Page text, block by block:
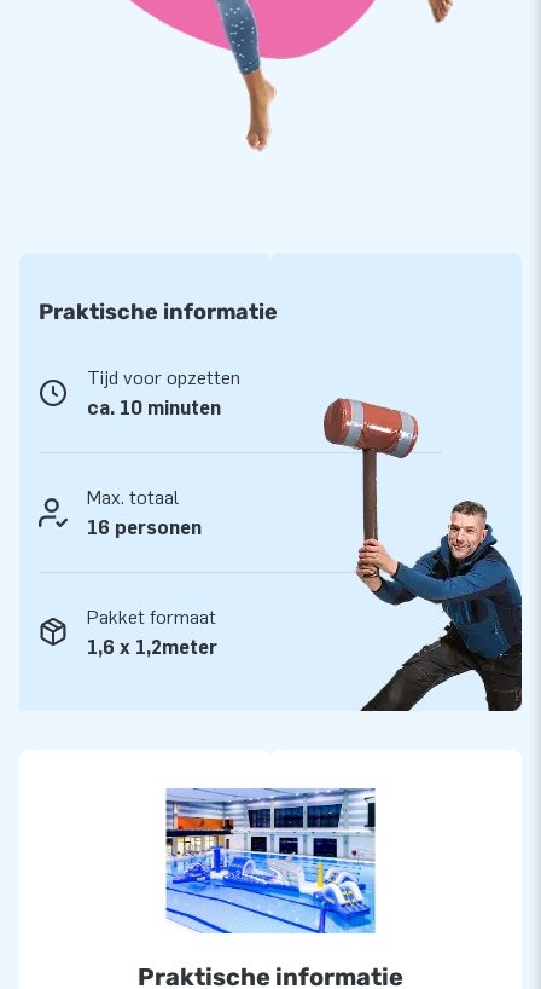
steevast hoogfrequent gelaste PVC doeken van 900
gram/m2. De doeken zijn sterk, kleurvast en hebben een
speciale beschermlaag die bestand is tegen chloor en
invloeden van open water. De Dubbele Haai run is eenvoudig
te reinigen en ook nog eens duurzaam in gebruik. Op deze
Unieke opblaasattracties op grootse wijze
een gat in de lucht laat springen? Dat komt doordat ons
vakkundige team van designers, ontwikkelaars en logistiek
medewerkers unieke opblaasattracties levert op grootse
wijze! Klanten zijn daardoor verzekerd van onze
professionele service en levering. Daarom noemen zij ons
ook wel ‘creators of greatness’.
Praktische informatie
Tijd voor opzetten
ca. 10 minuten
Max. totaal
16 personen
Pakket formaat
1,6 x 1,2meter
Praktische informatie